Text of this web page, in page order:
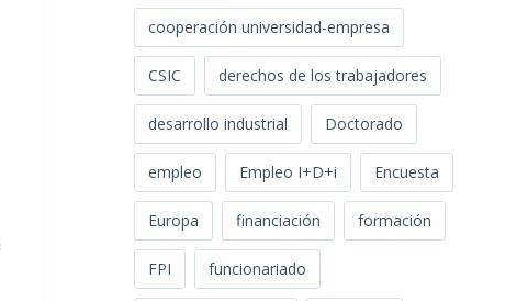
cooperación universidad-empresa
CSIC derechos de los trabajadores
desarrollo industrial Doctorado
empleo Empleo I+D+i Encuesta
Europa financiación formación
FPI funcionariado